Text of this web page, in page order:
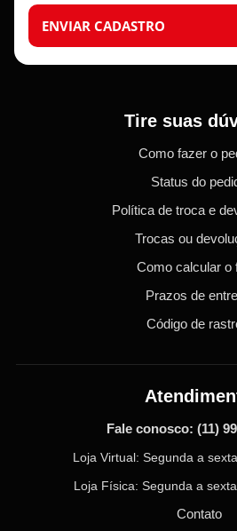
ENVIAR CADASTRO
Tire suas
Como fazer o
Status do
Política de troca e
Trocas ou
Como calcular o
Prazos de
Código de
Fale conosco: (11)
Loja Virtual: Segunda a
Loja Física: Segunda a
Contato